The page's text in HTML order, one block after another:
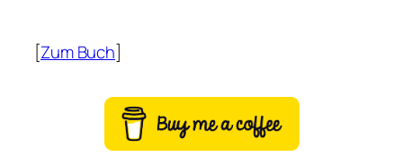
[Zum Buch]